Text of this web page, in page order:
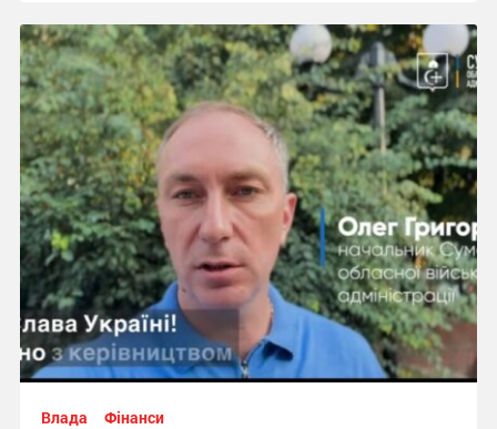
Влада Фінанси